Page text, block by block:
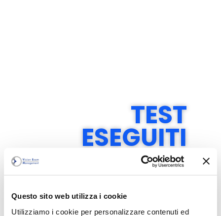
Questo sito web utilizza i cookie
Utilizziamo i cookie per personalizzare contenuti ed
TEST
ESEGUITI
Misurazioni per mezzo di
autorefrattometria,